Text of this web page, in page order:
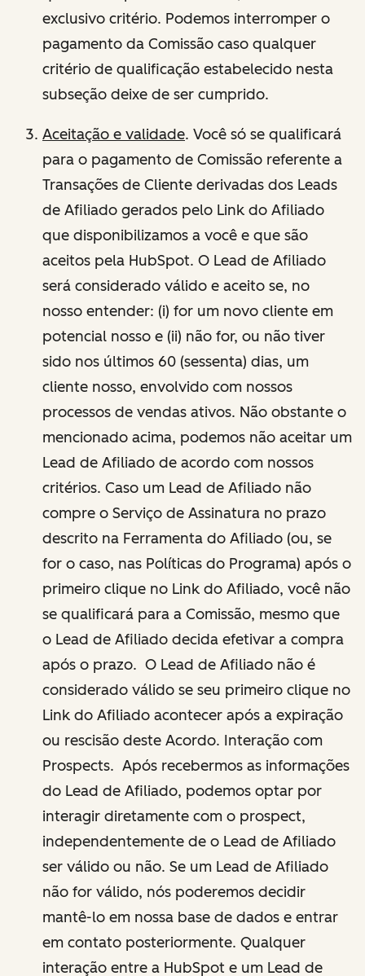
exclusivo critério. Podemos interromper o
pagamento da Comissão caso qualquer
critério de qualificação estabelecido nesta
subseção deixe de ser cumprido.
Aceitação e validade. Você só se qualificará
para o pagamento de Comissão referente a
Transações de Cliente derivadas dos Leads
de Afiliado gerados pelo Link do Afiliado
que disponibilizamos a você e que são
aceitos pela HubSpot. O Lead de Afiliado
será considerado válido e aceito se, no
nosso entender: (i) for um novo cliente em
potencial nosso e (ii) não for, ou não tiver
sido nos últimos 60 (sessenta) dias, um
cliente nosso, envolvido com nossos
processos de vendas ativos. Não obstante o
mencionado acima, podemos não aceitar um
Lead de Afiliado de acordo com nossos
critérios. Caso um Lead de Afiliado não
compre o Serviço de Assinatura no prazo
descrito na Ferramenta do Afiliado (ou, se
for o caso, nas Políticas do Programa) após o
primeiro clique no Link do Afiliado, você não
se qualificará para a Comissão, mesmo que
o Lead de Afiliado decida efetivar a compra
após o prazo. O Lead de Afiliado não é
considerado válido se seu primeiro clique no
Link do Afiliado acontecer após a expiração
ou rescisão deste Acordo. Interação com
Prospects. Após recebermos as informações
do Lead de Afiliado, podemos optar por
interagir diretamente com o prospect,
independentemente de o Lead de Afiliado
ser válido ou não. Se um Lead de Afiliado
não for válido, nós poderemos decidir
mantê-lo em nossa base de dados e entrar
em contato posteriormente. Qualquer
interação entre a HubSpot e um Lead de